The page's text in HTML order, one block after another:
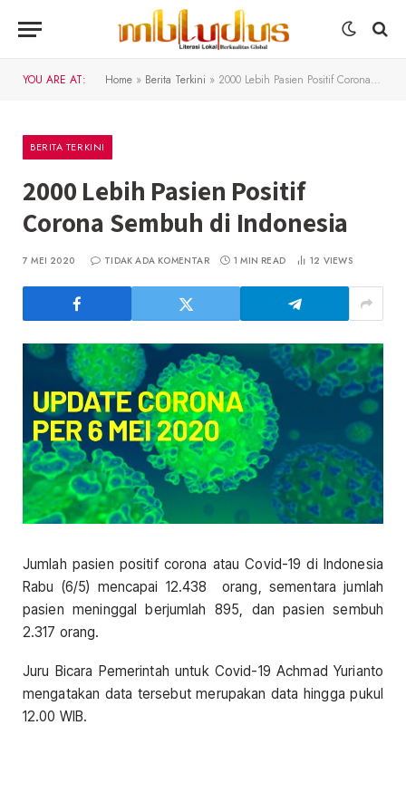
YOU ARE AT: Home » Berita Terkini » 2000 Lebih Pasien Positif Corona Sembuh di Indonesia
BERITA TERKINI
2000 Lebih Pasien Positif
Corona Sembuh di Indonesia
7 MEI 2020 TIDAK ADA KOMENTAR 1 MIN READ 12 VIEWS
Jumlah pasien positif corona atau Covid-19 di Indonesia
Rabu (6/5) mencapai 12.438 orang, sementara jumlah
pasien meninggal berjumlah 895, dan pasien sembuh
2.317 orang.
Juru Bicara Pemerintah untuk Covid-19 Achmad Yurianto
mengatakan data tersebut merupakan data hingga pukul
12.00 WIB.